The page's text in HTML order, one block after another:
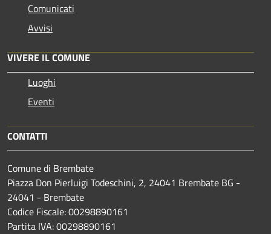
Comunicati
Avvisi
VIVERE IL COMUNE
Luoghi
Eventi
CONTATTI
Comune di Brembate
Piazza Don Pierluigi Todeschini, 2, 24041 Brembate BG -
24041 - Brembate
Codice Fiscale: 00298890161
Partita IVA: 00298890161